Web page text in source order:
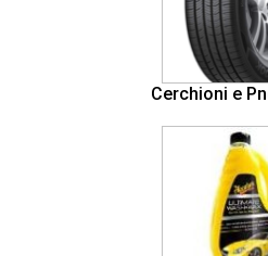
Cerchioni e